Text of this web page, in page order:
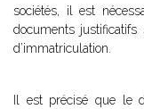
sociétés, il est
documents justificatifs
d’immatriculation.
Il est précisé que le